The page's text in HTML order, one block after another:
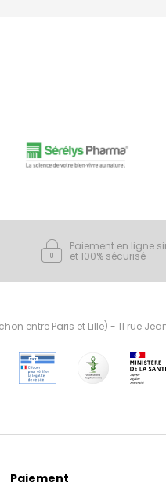
Paiement en ligne
et 100% sécurisé
entre Paris et Lille) - 11 rue
Paiement